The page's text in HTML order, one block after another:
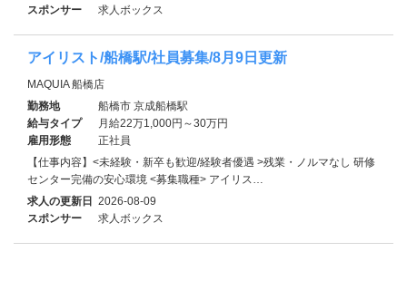
スポンサー
求人ボックス
アイリスト/船橋駅/社員募集/8月9日更新
MAQUIA 船橋店
勤務地
船橋市 京成船橋駅
給与タイプ
月給22万1,000円～30万円
雇用形態
正社員
【仕事内容】<未経験・新卒も歓迎/経験者優遇 >残業・ノルマなし 研修
センター完備の安心環境 <募集職種> アイリス…
求人の更新日 2026-08-09
スポンサー
求人ボックス